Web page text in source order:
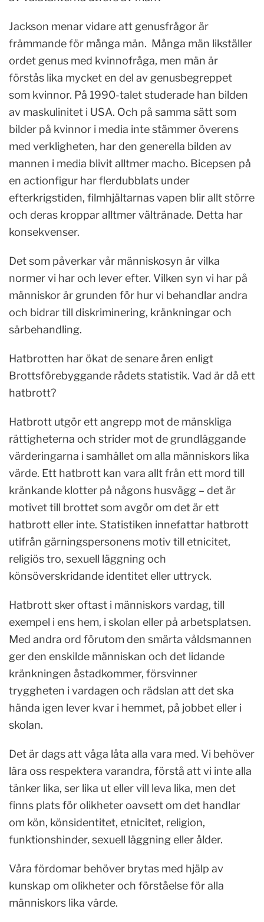
Jackson menar vidare att genusfrågor är
främmande för många män. Många män likställer
ordet genus med kvinnofråga, men män är
förstås lika mycket en del av genusbegreppet
som kvinnor. På 1990-talet studerade han bilden
av maskulinitet i USA. Och på samma sätt som
bilder på kvinnor i media inte stämmer överens
med verkligheten, har den generella bilden av
mannen i media blivit alltmer macho. Bicepsen på
en actionfigur har flerdubblats under
efterkrigstiden, filmhjältarnas vapen blir allt större
och deras kroppar alltmer vältränade. Detta har
konsekvenser.
Det som påverkar vår människosyn är vilka
normer vi har och lever efter. Vilken syn vi har på
människor är grunden för hur vi behandlar andra
och bidrar till diskriminering, kränkningar och
särbehandling.
Hatbrotten har ökat de senare åren enligt
Brottsförebyggande rådets statistik. Vad är då ett
hatbrott?
Hatbrott utgör ett angrepp mot de mänskliga
rättigheterna och strider mot de grundläggande
värderingarna i samhället om alla människors lika
värde. Ett hatbrott kan vara allt från ett mord till
kränkande klotter på någons husvägg – det är
motivet till brottet som avgör om det är ett
hatbrott eller inte. Statistiken innefattar hatbrott
utifrån gärningspersonens motiv till etnicitet,
religiös tro, sexuell läggning och
könsöverskridande identitet eller uttryck.
Hatbrott sker oftast i människors vardag, till
exempel i ens hem, i skolan eller på arbetsplatsen.
Med andra ord förutom den smärta våldsmannen
ger den enskilde människan och det lidande
kränkningen åstadkommer, försvinner
tryggheten i vardagen och rädslan att det ska
hända igen lever kvar i hemmet, på jobbet eller i
skolan.
Det är dags att våga låta alla vara med. Vi behöver
lära oss respektera varandra, förstå att vi inte alla
tänker lika, ser lika ut eller vill leva lika, men det
finns plats för olikheter oavsett om det handlar
om kön, könsidentitet, etnicitet, religion,
funktionshinder, sexuell läggning eller ålder.
Våra fördomar behöver brytas med hjälp av
kunskap om olikheter och förståelse för alla
människors lika värde.